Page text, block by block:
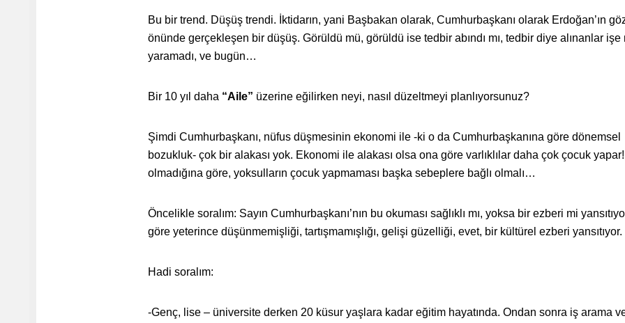
Bu bir trend. Düşüş trendi. İktidarın, yani Başbakan olarak, Cumhurbaşkanı olarak Erdoğan’ın
önünde gerçekleşen bir düşüş. Görüldü mü, görüldü ise tedbir abındı mı, tedbir diye alınanlar işe
yaramadı, ve bugün…
Bir 10 yıl daha “Aile” üzerine eğilirken neyi, nasıl düzeltmeyi planlıyorsunuz?
Şimdi Cumhurbaşkanı, nüfus düşmesinin ekonomi ile -ki o da Cumhurbaşkanına göre dönemsel
bozukluk- çok bir alakası yok. Ekonomi ile alakası olsa ona göre varlıklılar daha çok çocuk
olmadığına göre, yoksulların çocuk yapmaması başka sebeplere bağlı olmalı…
Öncelikle soralım: Sayın Cumhurbaşkanı’nın bu okuması sağlıklı mı, yoksa bir ezberi mi
göre yeterince düşünmemişliği, tartışmamışlığı, gelişi güzelliği, evet, bir kültürel ezberi yansıtıyor.
Hadi soralım:
-Genç, lise – üniversite derken 20 küsur yaşlara kadar eğitim hayatında. Ondan sonra iş arama